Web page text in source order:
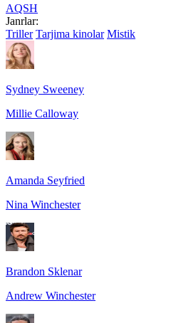
AQSH
Janrlar:
Triller Tarjima kinolar Mistik
Sydney Sweeney
Millie Calloway
Amanda Seyfried
Nina Winchester
Brandon Sklenar
Andrew Winchester